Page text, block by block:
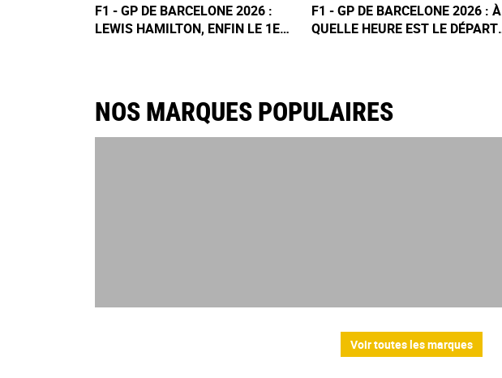
F1 - GP DE BARCELONE 2026 :
LEWIS HAMILTON, ENFIN LE 1ER
F1 - GP DE BARCELONE 2026 : À
QUELLE HEURE EST LE DÉPART
NOS MARQUES POPULAIRES
Voir toutes les marques